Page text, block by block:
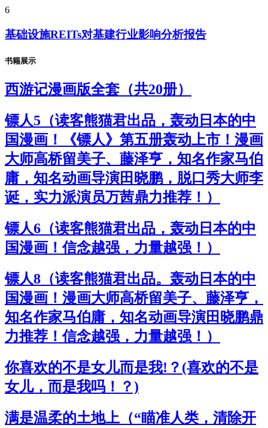
6
基础设施REITs对基建行业影响分析报告
书籍展示
西游记漫画版全套（共20册）
镖人5（读客熊猫君出品，轰动日本的中
国漫画！《镖人》第五册轰动上市！漫画
大师高桥留美子、藤泽亨，知名作家马伯
庸，知名动画导演田晓鹏，脱口秀大师李
诞，实力派演员万茜鼎力推荐！）
镖人6（读客熊猫君出品，轰动日本的中
国漫画！信念越强，力量越强！）
镖人8（读客熊猫君出品。轰动日本的中
国漫画！漫画大师高桥留美子、藤泽亨，
知名作家马伯庸，知名动画导演田晓鹏鼎
力推荐！信念越强，力量越强！）
你喜欢的不是女儿而是我!？(喜欢的不是
女儿，而是我吗！？)
满是温柔的土地上（“瞄准人类，清除开